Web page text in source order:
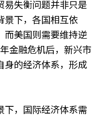
易失衡问题并非只是
景下，各国相互依
而美国则需要维持逆
金融危机后，新兴市
身的经济体系，形成
下，国际经济体系需